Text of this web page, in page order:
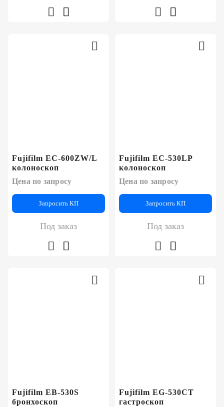
Fujifilm EC-600ZW/L
колоноскоп
Цена по запросу
Запросить КП
Под заказ
Fujifilm EC-530LP
колоноскоп
Цена по запросу
Запросить КП
Под заказ
Fujifilm EB-530S
бронхоскоп
Fujifilm EG-530CT
гастроскоп